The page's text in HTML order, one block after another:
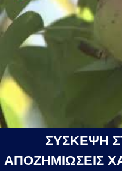
ΣΥΣΚΕΨΗ
ΑΠΟΖΗΜΙΩΣΕΙΣ